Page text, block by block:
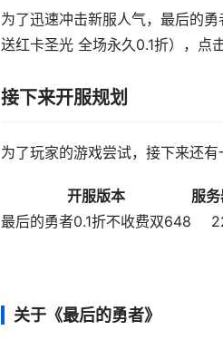
为了迅速冲击新服人气，最后的
送红卡圣光 全场永久0.1折），点
接下来开服规划
为了玩家的游戏尝试，接下来还
开服版本 服
最后的勇者0.1折不收费双648
关于《最后的勇者》